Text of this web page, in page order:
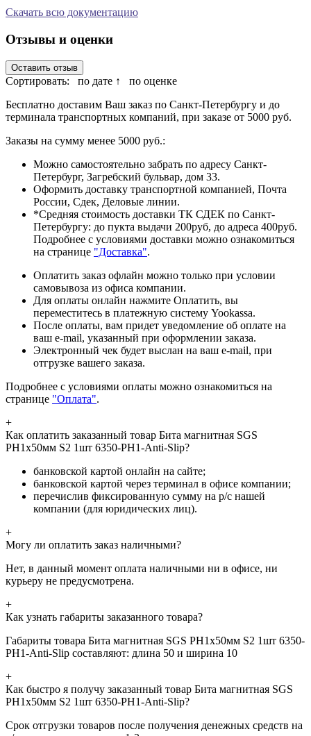
Скачать всю документацию
Отзывы и оценки
Оставить отзыв
Сортировать: по дате ↑
по оценке
Бесплатно доставим Ваш заказ по Санкт-Петербургу и до
терминала транспортных компаний, при заказе от 5000 руб.
Заказы на сумму менее 5000 руб.:
Можно самостоятельно забрать по адресу Санкт-
Петербург, Загребский бульвар, дом 33.
Оформить доставку транспортной компанией, Почта
России, Сдек, Деловые линии.
*Средняя стоимость доставки ТК СДЕК по Санкт-
Петербургу: до пукта выдачи 200руб, до адреса 400руб.
Подробнее с условиями доставки можно ознакомиться
на странице "Доставка".
Оплатить заказ офлайн можно только при условии
самовывоза из офиса компании.
Для оплаты онлайн нажмите Оплатить, вы
переместитесь в платежную систему Yookassa.
После оплаты, вам придет уведомление об оплате на
ваш e-mail, указанный при оформлении заказа.
Электронный чек будет выслан на ваш e-mail, при
отгрузке вашего заказа.
Подробнее с условиями оплаты можно ознакомиться на
странице "Оплата".
+
Как оплатить заказанный товар Бита магнитная SGS
PH1х50мм S2 1шт 6350-PH1-Anti-Slip?
банковской картой онлайн на сайте;
банковской картой через терминал в офисе компании;
перечислив фиксированную сумму на р/с нашей
компании (для юридических лиц).
+
Могу ли оплатить заказ наличными?
Нет, в данный момент оплата наличными ни в офисе, ни
курьеру не предусмотрена.
+
Как узнать габариты заказанного товара?
Габариты товара Бита магнитная SGS PH1х50мм S2 1шт 6350-
PH1-Anti-Slip составляют: длина 50 и ширина 10
+
Как быстро я получу заказанный товар Бита магнитная SGS
PH1х50мм S2 1шт 6350-PH1-Anti-Slip?
Срок отгрузки товаров после получения денежных средств на